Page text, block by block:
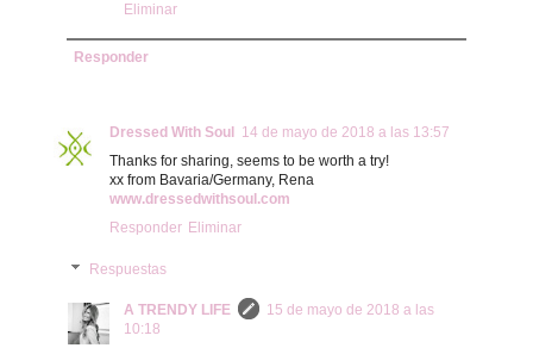
Eliminar
Responder
Dressed With Soul
14 de mayo de 2018 a las 13:57
Thanks for sharing, seems to be worth a try!
xx from Bavaria/Germany, Rena
www.dressedwithsoul.com
Responder Eliminar
Respuestas
A TRENDY LIFE
15 de mayo de 2018 a las
10:18